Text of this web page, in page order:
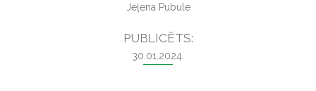
Jeļena Pubule
PUBLICĒTS:
30.01.2024.